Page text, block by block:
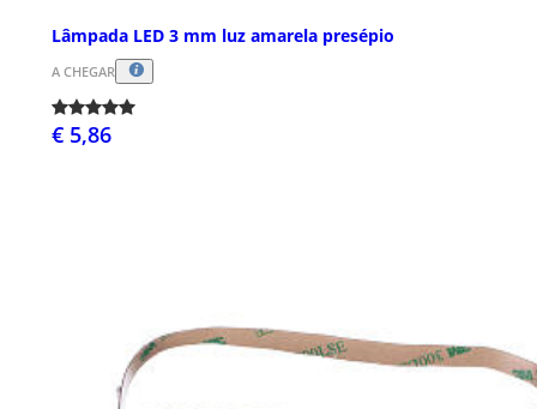
Lâmpada LED 3 mm luz amarela presépio
A CHEGAR
€ 5,86